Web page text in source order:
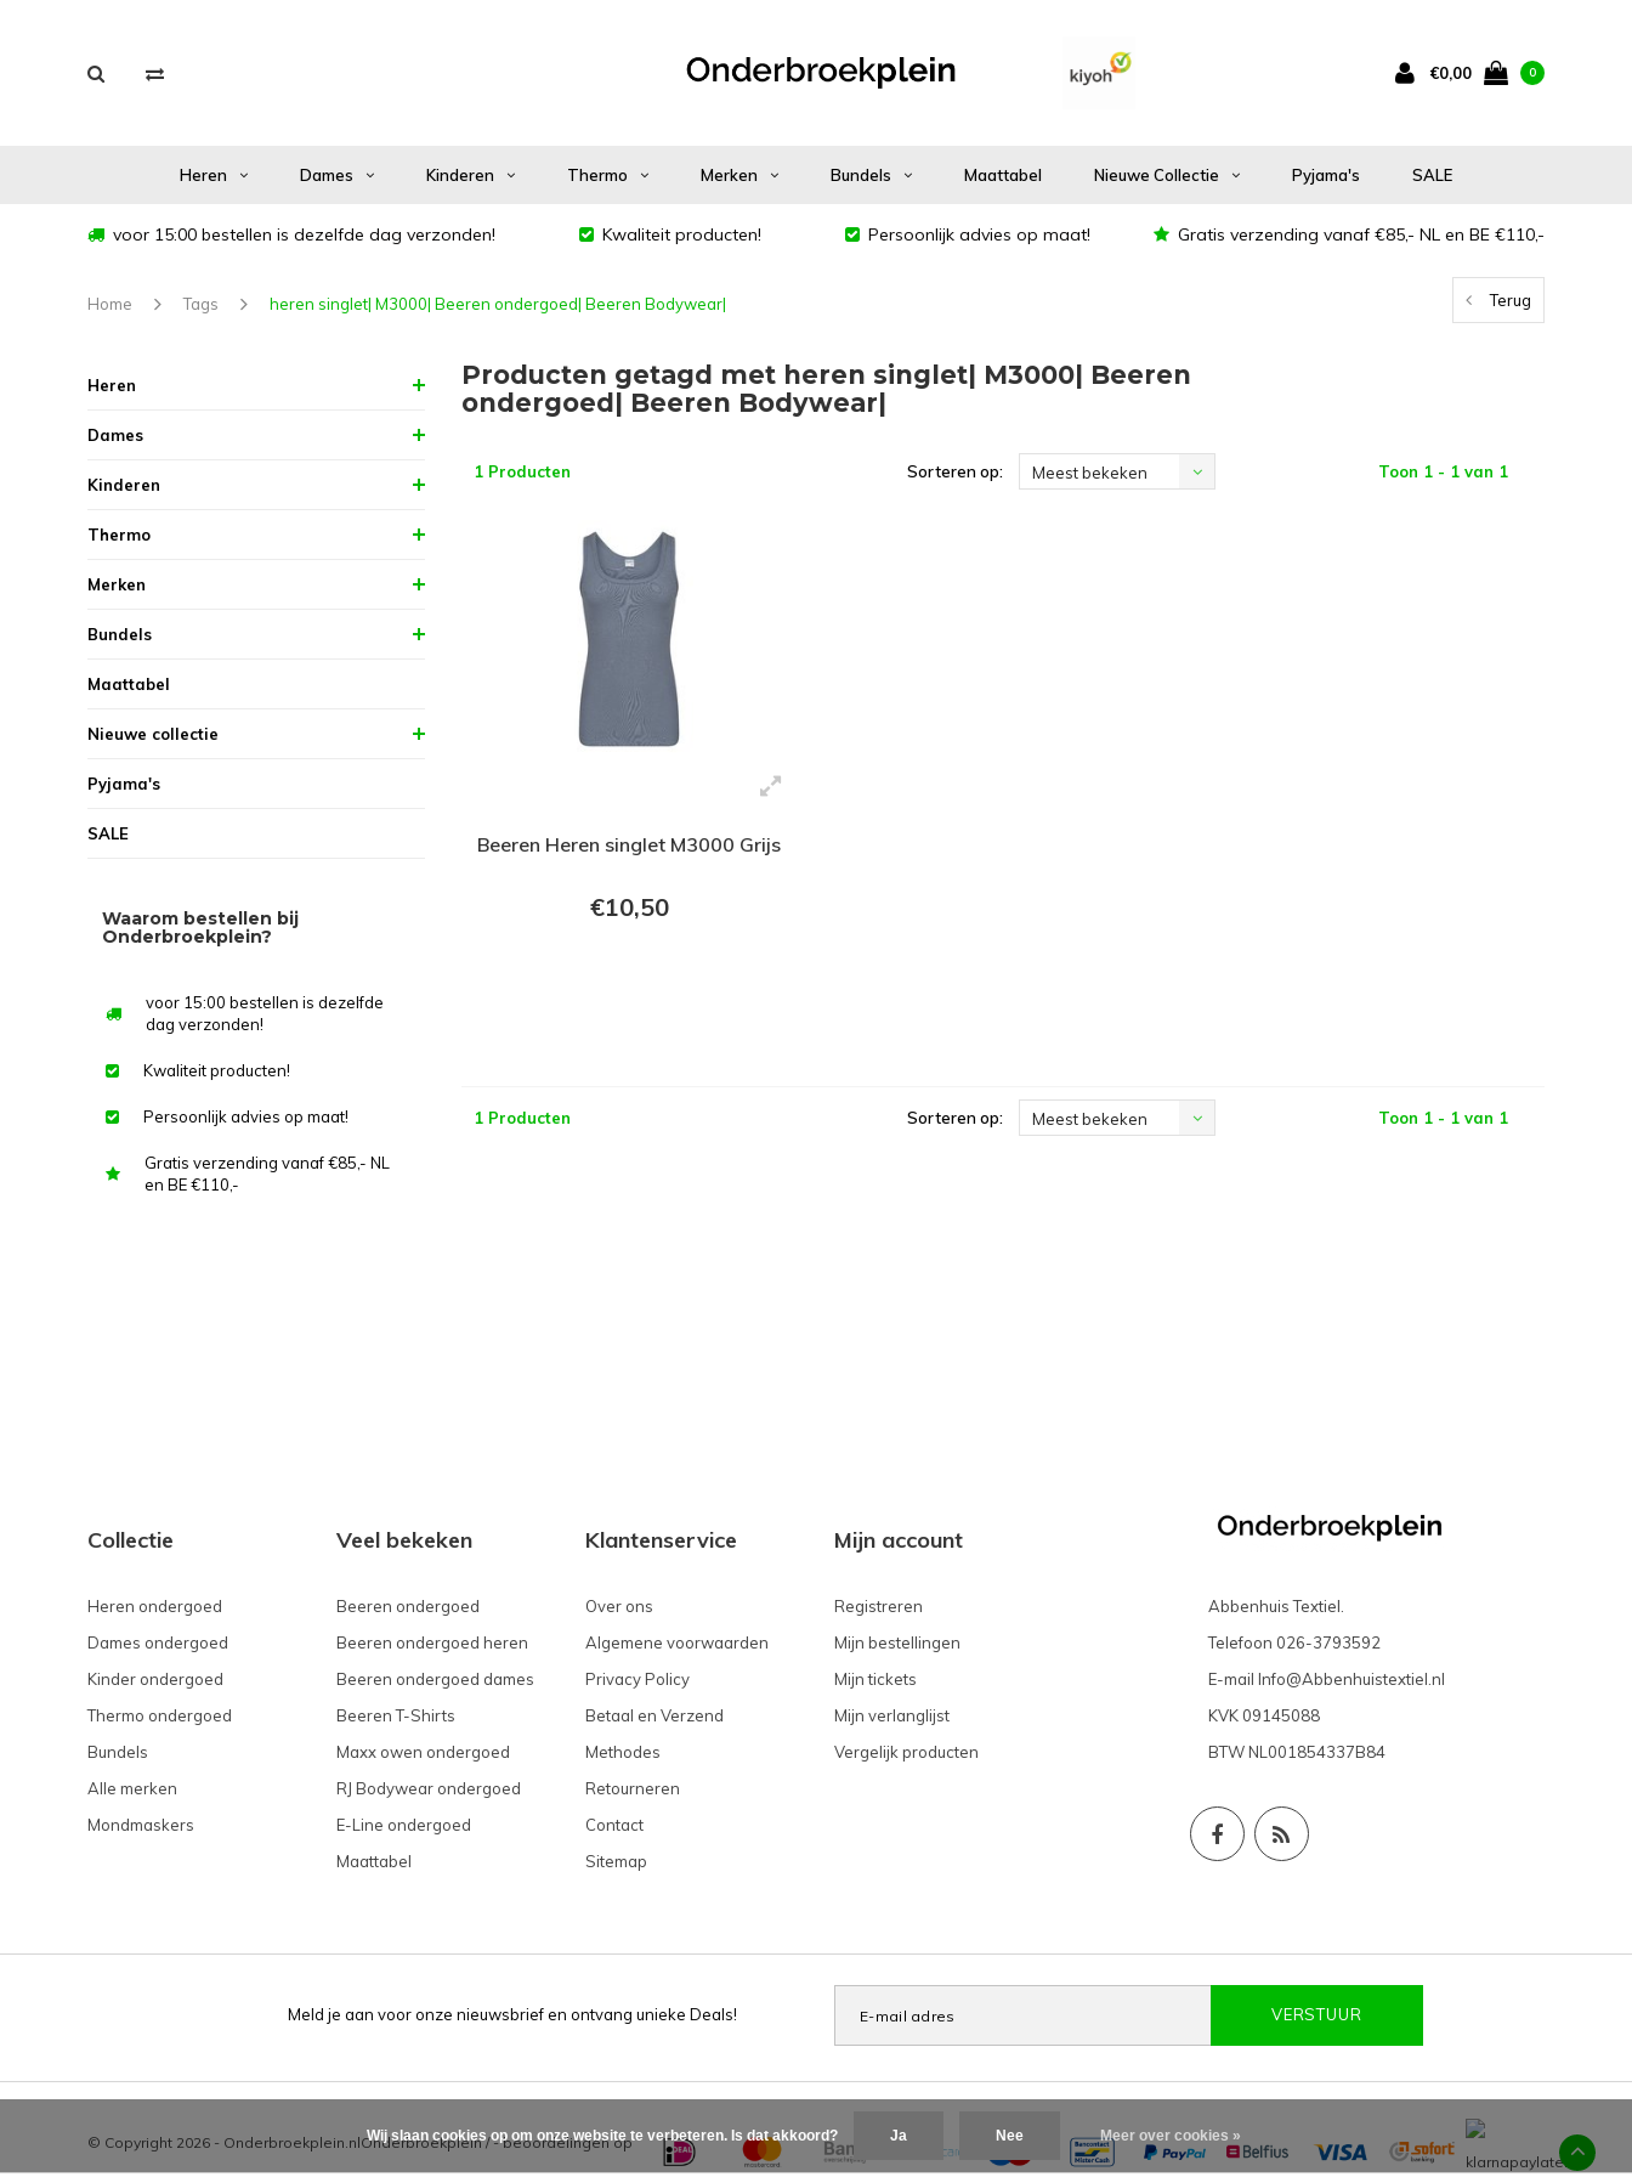
€0,00 0
Heren Dames Kinderen Thermo Merken Bundels Maattabel Nieuwe Collectie Pyjama's SALE
voor 15:00 bestellen is dezelfde dag verzonden! Kwaliteit producten! Persoonlijk advies op maat! Gratis verzending vanaf €85,- NL en BE €110,-
Home Tags heren singlet| M3000| Beeren ondergoed| Beeren Bodywear| Terug
Heren
Dames
Kinderen
Thermo
Merken
Bundels
Maattabel
Nieuwe collectie
Pyjama's
SALE
Waarom bestellen bij
Onderbroekplein?
voor 15:00 bestellen is dezelfde
dag verzonden!
Kwaliteit producten!
Persoonlijk advies op maat!
Gratis verzending vanaf €85,- NL
en BE €110,-
Producten getagd met heren singlet| M3000| Beeren
ondergoed| Beeren Bodywear|
1 Producten Sorteren op: Meest bekeken Toon 1 - 1 van 1
Beeren Heren singlet M3000 Grijs
€10,50
1 Producten Sorteren op: Meest bekeken Toon 1 - 1 van 1
Collectie
Heren ondergoed
Dames ondergoed
Kinder ondergoed
Thermo ondergoed
Bundels
Alle merken
Mondmaskers
Veel bekeken
Beeren ondergoed
Beeren ondergoed heren
Beeren ondergoed dames
Beeren T-Shirts
Maxx owen ondergoed
RJ Bodywear ondergoed
E-Line ondergoed
Maattabel
Klantenservice
Over ons
Algemene voorwaarden
Privacy Policy
Betaal en Verzend
Methodes
Retourneren
Contact
Sitemap
Mijn account
Registreren
Mijn bestellingen
Mijn tickets
Mijn verlanglijst
Vergelijk producten
Abbenhuis Textiel.
Telefoon 026-3793592
E-mail Info@Abbenhuistextiel.nl
KVK 09145088
BTW NL001854337B84
Meld je aan voor onze nieuwsbrief en ontvang unieke Deals! VERSTUUR
© Copyright 2026 - Onderbroekplein.nlOnderbroekplein /-beoordelingen op
Wij slaan cookies op om onze website te verbeteren. Is dat akkoord? Ja Nee Meer over cookies »